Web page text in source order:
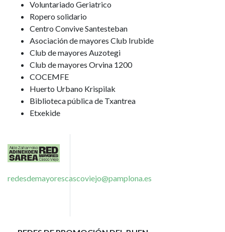
Voluntariado Geriatrico
Ropero solidario
Centro Convive Santesteban
Asociación de mayores Club Irubide
Club de mayores Auzotegi
Club de mayores Orvina 1200
COCEMFE
Huerto Urbano Krispilak
Biblioteca pública de Txantrea
Etxekide
Imagen
redesdemayorescascoviejo@pamplona.es